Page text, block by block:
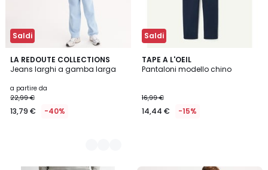
Saldi
LA REDOUTE COLLECTIONS
Jeans larghi a gamba larga
a partire da
22,99 €
13,79 € -40%
3
Colori
Saldi
TAPE A L'OEIL
Pantaloni modello chino
16,99 €
14,44 € -15%